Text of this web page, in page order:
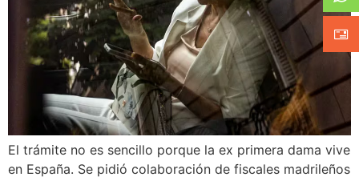
El trámite no es sencillo porque la ex primera dama vive
en España. Se pidió colaboración de fiscales madrileños